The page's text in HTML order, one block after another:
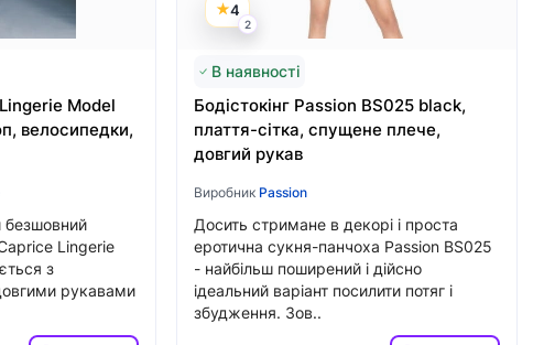
Model
велосипедки,
безшовний
Lingerie
з
рукавами
4
2
В наявності
Бодістокінг Passion BS025 black,
плаття-сітка, спущене плече,
довгий рукав
Виробник Passion
Досить стримане в декорі і проста
еротична сукня-панчоха Passion BS025
- найбільш поширений і дійсно
ідеальний варіант посилити потяг і
збудження. Зов..